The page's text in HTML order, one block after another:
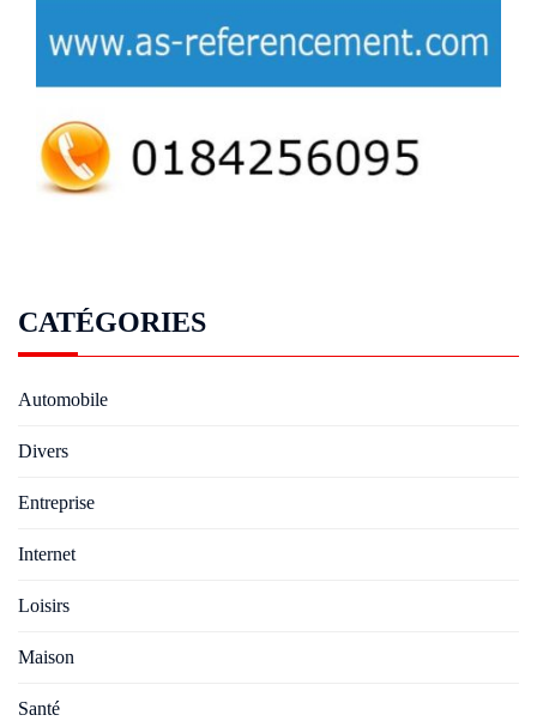
CATÉGORIES
Automobile
Divers
Entreprise
Internet
Loisirs
Maison
Santé